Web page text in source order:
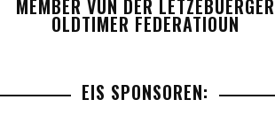
MEMBER VUN DER LETZEBUERGER
OLDTIMER FEDERATIOUN
EIS SPONSOREN: